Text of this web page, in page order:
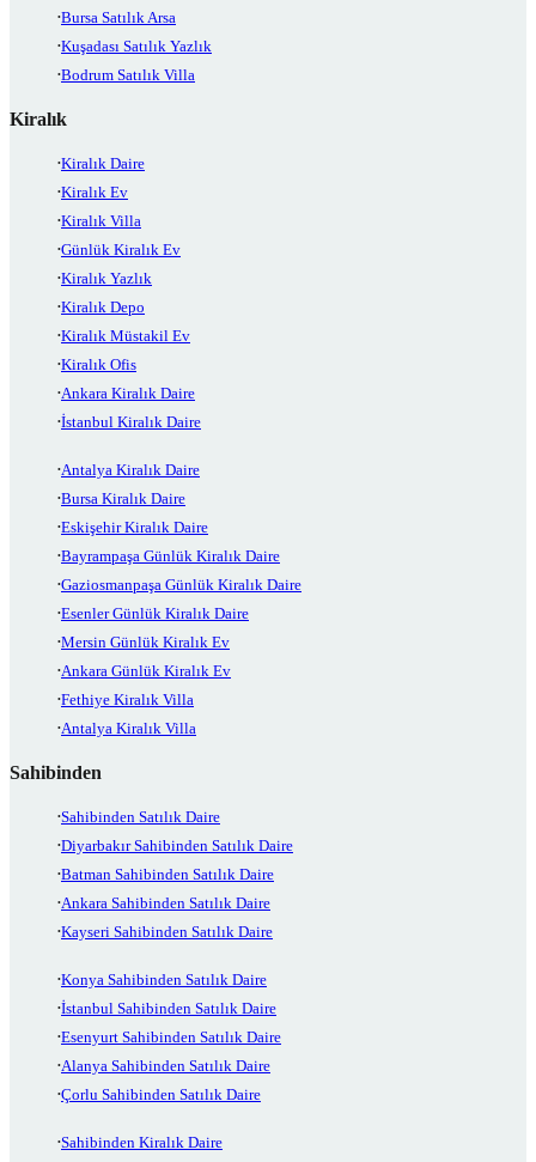
Bursa Satılık Arsa
Kuşadası Satılık Yazlık
Bodrum Satılık Villa
Kiralık
Kiralık Daire
Kiralık Ev
Kiralık Villa
Günlük Kiralık Ev
Kiralık Yazlık
Kiralık Depo
Kiralık Müstakil Ev
Kiralık Ofis
Ankara Kiralık Daire
İstanbul Kiralık Daire
Antalya Kiralık Daire
Bursa Kiralık Daire
Eskişehir Kiralık Daire
Bayrampaşa Günlük Kiralık Daire
Gaziosmanpaşa Günlük Kiralık Daire
Esenler Günlük Kiralık Daire
Mersin Günlük Kiralık Ev
Ankara Günlük Kiralık Ev
Fethiye Kiralık Villa
Antalya Kiralık Villa
Sahibinden
Sahibinden Satılık Daire
Diyarbakır Sahibinden Satılık Daire
Batman Sahibinden Satılık Daire
Ankara Sahibinden Satılık Daire
Kayseri Sahibinden Satılık Daire
Konya Sahibinden Satılık Daire
İstanbul Sahibinden Satılık Daire
Esenyurt Sahibinden Satılık Daire
Alanya Sahibinden Satılık Daire
Çorlu Sahibinden Satılık Daire
Sahibinden Kiralık Daire